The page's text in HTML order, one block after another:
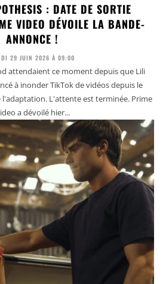
: DATE DE SORTIE
VIDEO DÉVOILE LA BANDE-
ANNONCE !
29 JUIN 2026 À 09:00
attendaient ce moment depuis que Lili
à inonder TikTok de vidéos depuis le
L'attente est terminée. Prime
a dévoilé hier...